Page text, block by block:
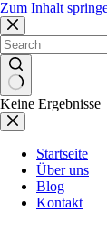
Zum Inhalt
Keine Ergebnisse
Startseite
Über uns
Blog
Kontakt